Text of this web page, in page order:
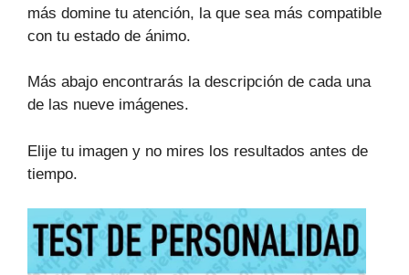
más domine tu atención, la que sea más compatible
con tu estado de ánimo.
Más abajo encontrarás la descripción de cada una
de las nueve imágenes.
Elije tu imagen y no mires los resultados antes de
tiempo.